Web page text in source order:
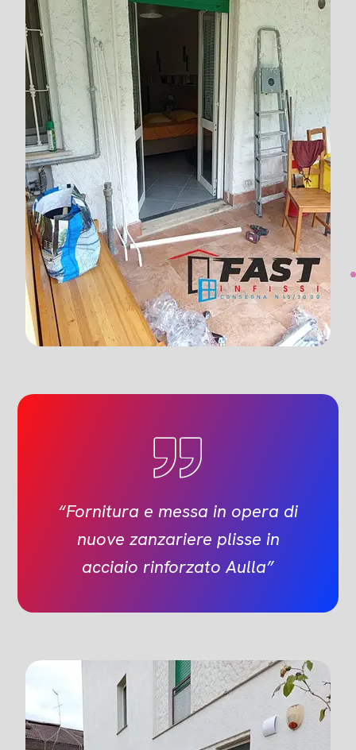
“Fornitura e messa in opera di
nuove zanzariere plisse in
acciaio rinforzato Aulla”